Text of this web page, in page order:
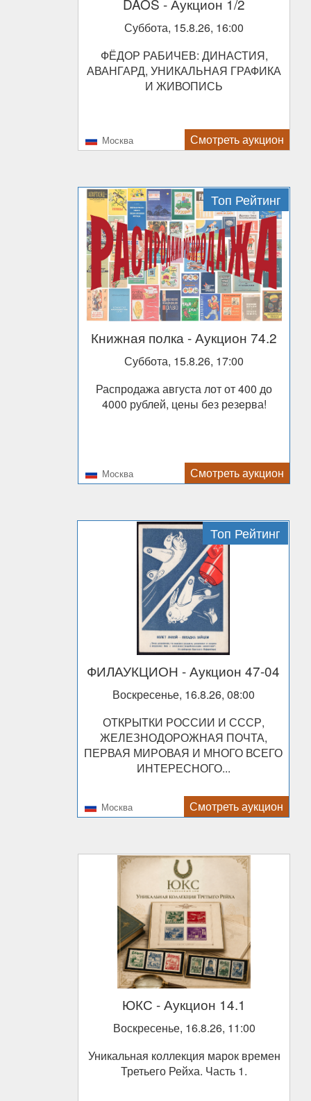
DAOS - Аукцион 1/2
Суббота, 15.8.26, 16:00
ФЁДОР РАБИЧЕВ: ДИНАСТИЯ,
АВАНГАРД, УНИКАЛЬНАЯ ГРАФИКА
И ЖИВОПИСЬ
Москва Смотреть аукцион
Топ Рейтинг
Книжная полка - Аукцион 74.2
Суббота, 15.8.26, 17:00
Распродажа августа лот от 400 до
4000 рублей, цены без резерва!
Москва Смотреть аукцион
Топ Рейтинг
ФИЛАУКЦИОН - Аукцион 47-04
Воскресенье, 16.8.26, 08:00
ОТКРЫТКИ РОССИИ И СССР,
ЖЕЛЕЗНОДОРОЖНАЯ ПОЧТА,
ПЕРВАЯ МИРОВАЯ И МНОГО ВСЕГО
ИНТЕРЕСНОГО...
Москва Смотреть аукцион
ЮКС - Аукцион 14.1
Воскресенье, 16.8.26, 11:00
Уникальная коллекция марок времен
Третьего Рейха. Часть 1.